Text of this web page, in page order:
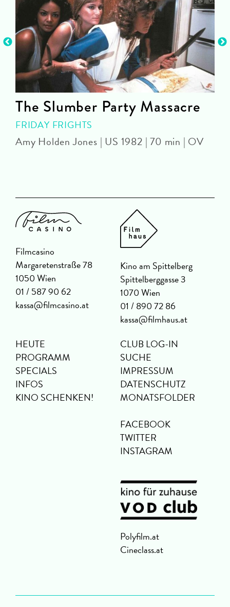
The Slumber Party Massacre
FRIDAY FRIGHTS
Amy Holden Jones | US 1982 | 70 min | OV
Filmcasino
Margaretenstraße 78
1050 Wien
01 / 587 90 62
kassa@filmcasino.at
Kino am Spittelberg
Spittelberggasse 3
1070 Wien
01 / 890 72 86
kassa@filmhaus.at
HEUTE
PROGRAMM
SPECIALS
INFOS
KINO SCHENKEN!
CLUB LOG-IN
SUCHE
IMPRESSUM
DATENSCHUTZ
MONATSFOLDER
FACEBOOK
TWITTER
INSTAGRAM
Polyfilm.at
Cineclass.at